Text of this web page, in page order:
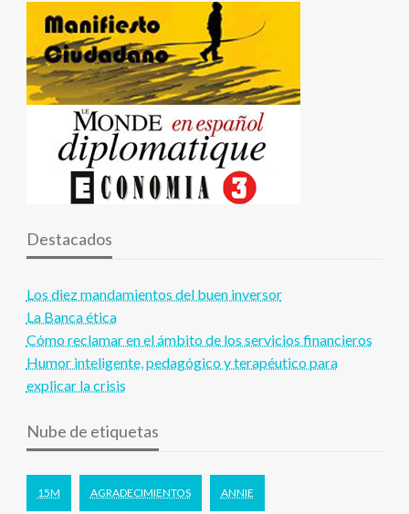
Destacados
Los diez mandamientos del buen inversor
La Banca ética
Cómo reclamar en el ámbito de los servicios financieros
Humor inteligente, pedagógico y terapéutico para
explicar la crisis
Nube de etiquetas
15M AGRADECIMIENTOS ANNIE